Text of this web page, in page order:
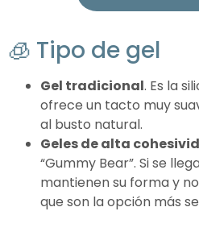
🧊 Tipo de gel
Gel tradicional. Es la
ofrece un tacto muy
al busto natural.
Geles de alta
“Gummy Bear”. Si se
mantienen su forma y
que son la opción más